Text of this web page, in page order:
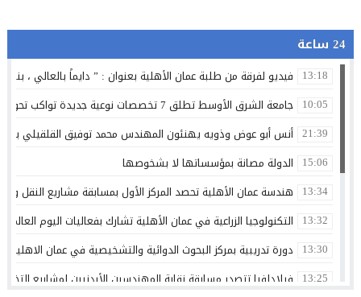
24 ساعة
13:18 فيديو لفرقة من طلبة عمان الأهلية بعنوان : ” دايماً بالعالي ،
10:05 جامعة الشرق الأوسط تطلق 7 تخصصات نوعية جديدة تواكب تحولات سوق العمل وتستشرف وظائف المستقبل
21:39 أنس أبو عوض وذويه يهنئون المهندس محمد توفيق القلقيلي
15:06 الدولة مصانة بمؤسساتها لا بشخوصها
13:34 هندسة عمان الأهلية تحصد المركز الأول بمسابقة مشاريع النقل
13:32 التكنولوجيا الزراعية في عمان الأهلية تشارك بفعاليات اليوم العالمي
13:30 دورة تدريبية بمركز البحوث الدوائية والتشخيصية في عمان
13:25 فيلادلفيا تتصدر مسابقة نقابة المهندسين الأردنيين لمشاريع